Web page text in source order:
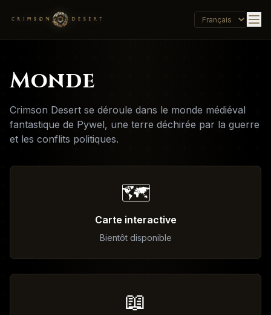
Monde
Crimson Desert se déroule dans le monde médiéval
fantastique de Pywel, une terre déchirée par la guerre
et les conflits politiques.
🗺️
Carte interactive
Bientôt disponible
📖